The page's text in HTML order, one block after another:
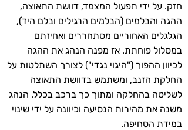
חזק. על ידי תפעול המצמד, דוושת התאוצה,
ההגה והבלמים (הבלמים הרגילים ובלם היד),
הגלגלים האחוריים מסתחררים ואחיזתם
במסלול פוחתת. אז מפנה הנהג את ההגה
לכיוון ההפוך ("היגוי נגדי") לצורך השתלטות על
החלקת הזנב, ומשתמש בדוושת התאוצה
לשליטה בהחלקה ומתוך כך ברכב בכלל. הנהג
משנה את מהירות הנסיעה וכיוונה על ידי שינוי
במידת הסחיפה.